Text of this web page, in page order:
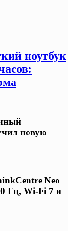
ноутбук
новую
Neo
Гц, Wi-Fi 7 и